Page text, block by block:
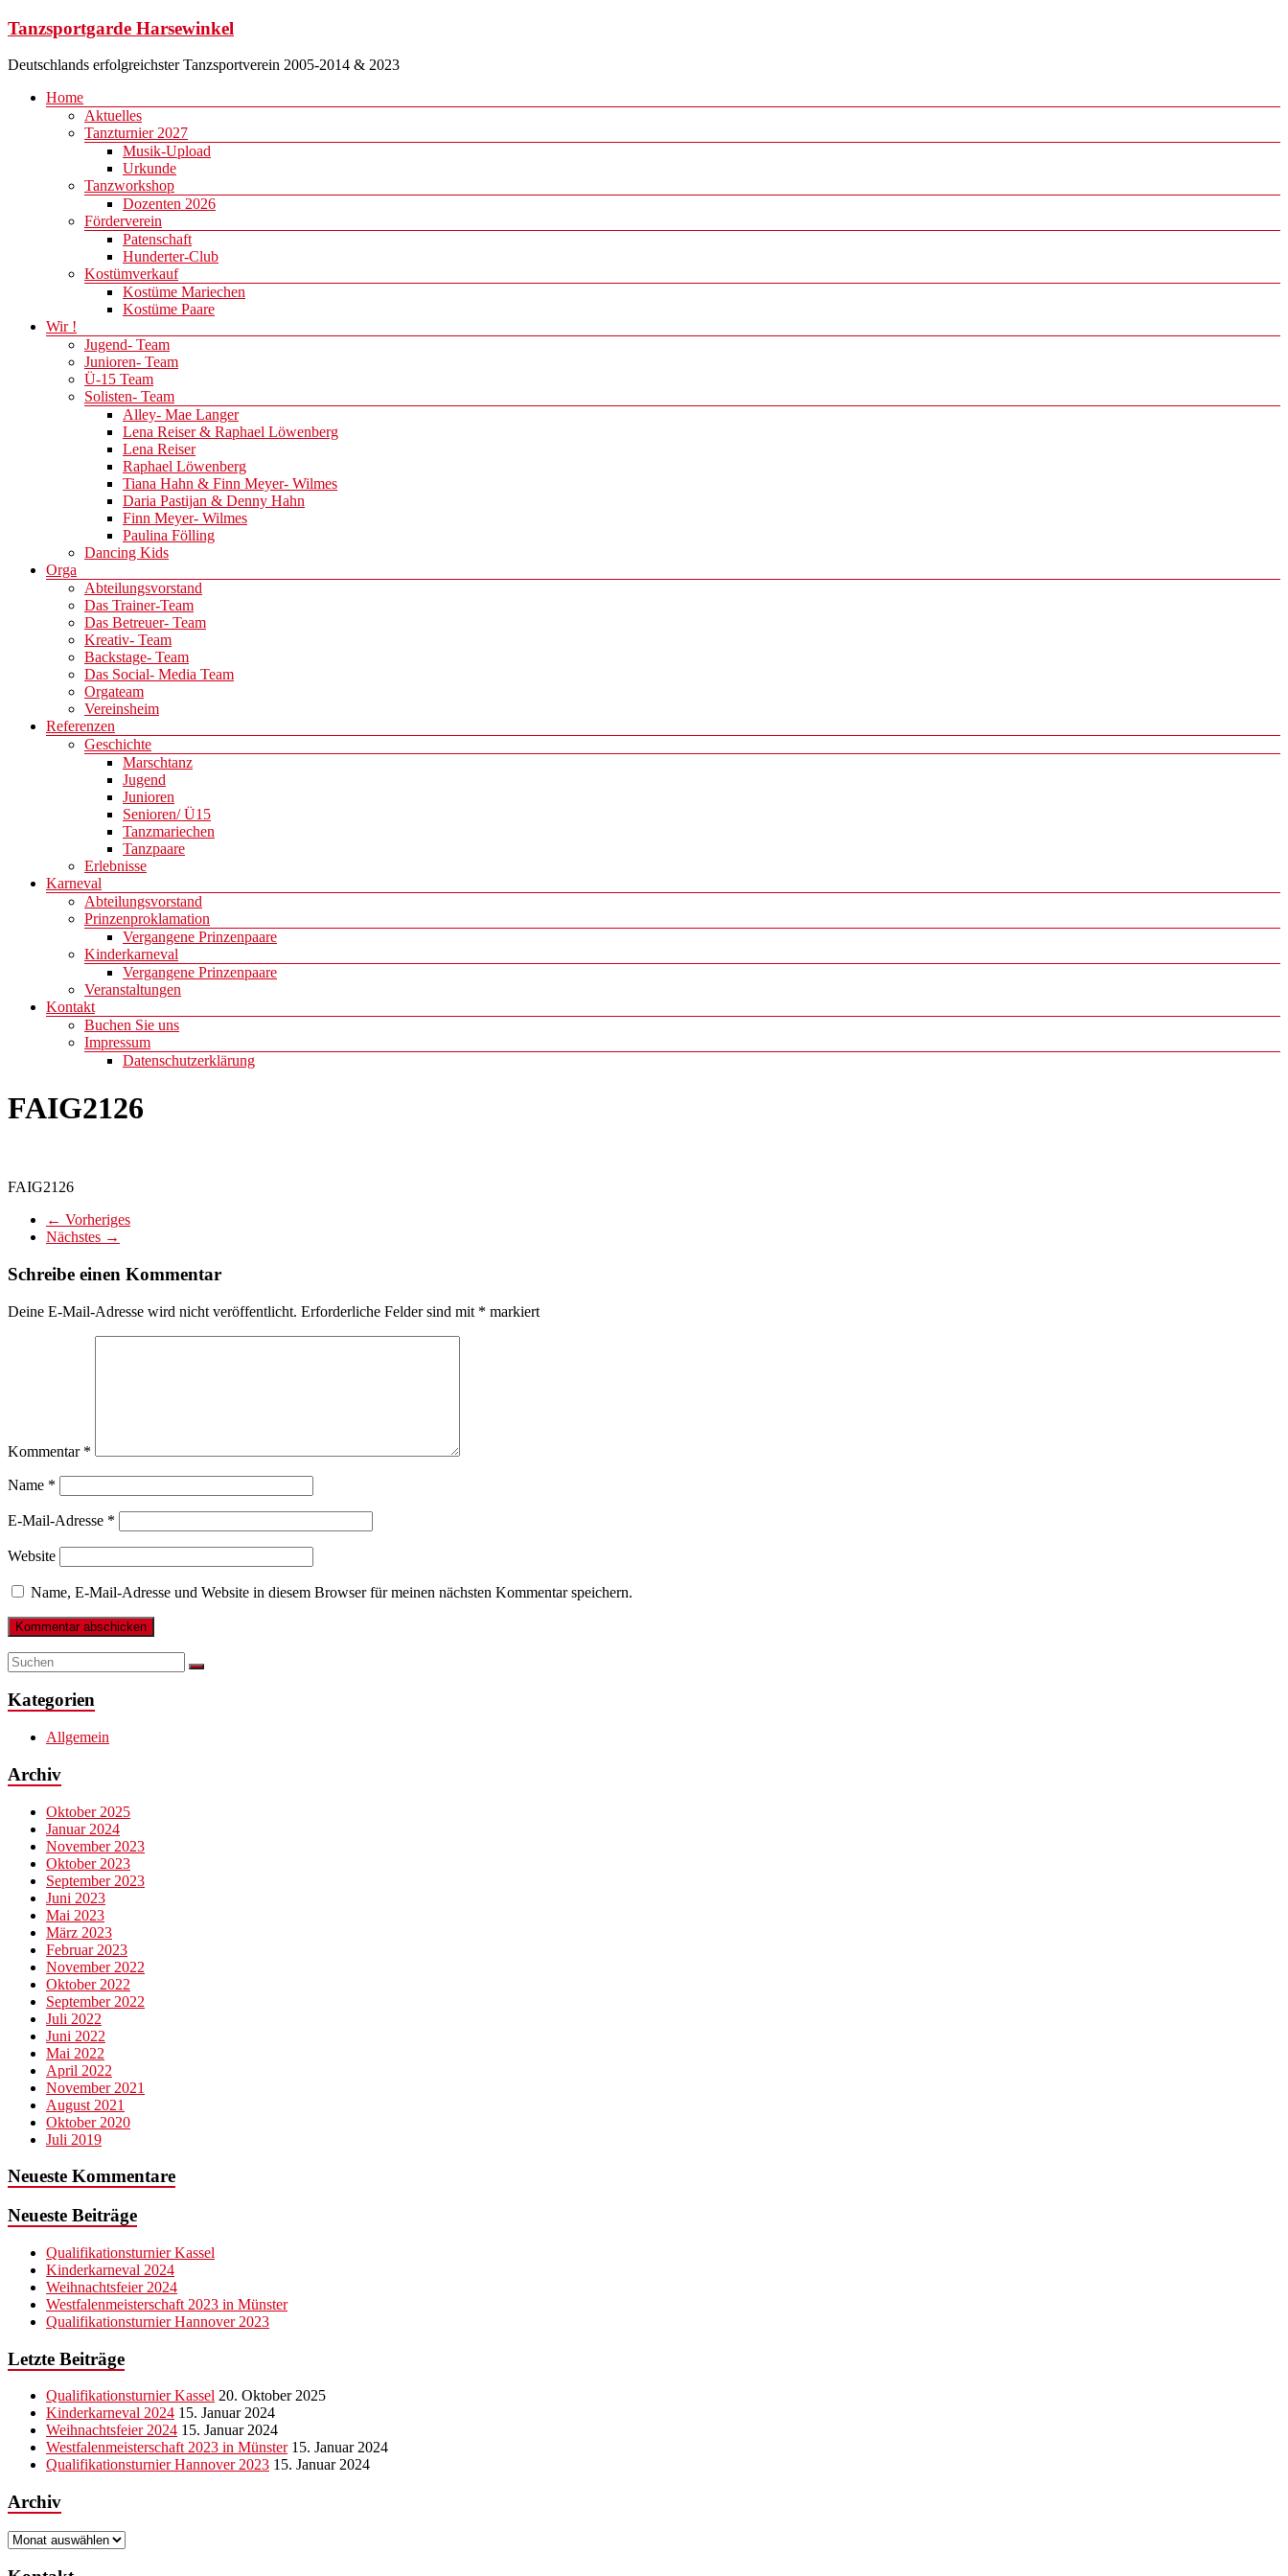
Zum
springen
Tanzsportgarde Harsewinkel
Deutschlands erfolgreichster Tanzsportverein 2005-2014 & 2023
Menü
Home
Aktuelles
Tanzturnier 2027
Musik-Upload
Urkunde
Tanzworkshop
Dozenten 2026
Förderverein
Patenschaft
Hunderter-Club
Kostümverkauf
Kostüme Mariechen
Kostüme Paare
Wir !
Jugend- Team
Junioren- Team
Ü-15 Team
Solisten- Team
Alley- Mae Langer
Lena Reiser & Raphael Löwenberg
Lena Reiser
Raphael Löwenberg
Tiana Hahn & Finn Meyer- Wilmes
Daria Pastijan & Denny Hahn
Finn Meyer- Wilmes
Paulina Fölling
Dancing Kids
Orga
Abteilungsvorstand
Das Trainer-Team
Das Betreuer- Team
Kreativ- Team
Backstage- Team
Das Social- Media Team
Orgateam
Vereinsheim
Referenzen
Geschichte
Marschtanz
Jugend
Junioren
Senioren/ Ü15
Tanzmariechen
Tanzpaare
Erlebnisse
Karneval
Abteilungsvorstand
Prinzenproklamation
Vergangene Prinzenpaare
Kinderkarneval
Vergangene Prinzenpaare
Veranstaltungen
Kontakt
Buchen Sie uns
Impressum
Datenschutzerklärung
FAIG2126
FAIG2126
← Vorheriges
Nächstes →
Schreibe einen Kommentar
Deine E-Mail-Adresse wird nicht veröffentlicht. Erforderliche Felder sind mit * markiert
Kommentar *
Name *
E-Mail-Adresse *
Website
Name, E-Mail-Adresse und Website in diesem Browser für meinen nächsten Kommentar speichern.
Kategorien
Allgemein
Archiv
Oktober 2025
Januar 2024
November 2023
Oktober 2023
September 2023
Juni 2023
Mai 2023
März 2023
Februar 2023
November 2022
Oktober 2022
September 2022
Juli 2022
Juni 2022
Mai 2022
April 2022
November 2021
August 2021
Oktober 2020
Juli 2019
Neueste Kommentare
Neueste Beiträge
Qualifikationsturnier Kassel
Kinderkarneval 2024
Weihnachtsfeier 2024
Westfalenmeisterschaft 2023 in Münster
Qualifikationsturnier Hannover 2023
Letzte Beiträge
Qualifikationsturnier Kassel 20. Oktober 2025
Kinderkarneval 2024 15. Januar 2024
Weihnachtsfeier 2024 15. Januar 2024
Westfalenmeisterschaft 2023 in Münster 15. Januar 2024
Qualifikationsturnier Hannover 2023 15. Januar 2024
Archiv
Archiv